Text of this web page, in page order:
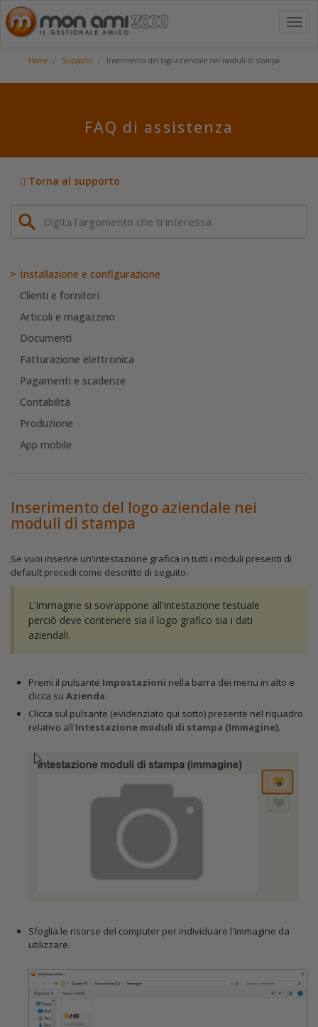
Home Supporto Inserimento del logo aziendale nei moduli di stampa
FAQ di assistenza
Torna al supporto
Installazione e configurazione
Clienti e fornitori
Articoli e magazzino
Documenti
Fatturazione elettronica
Pagamenti e scadenze
Contabilità
Produzione
App mobile
Inserimento del logo aziendale nei
moduli di stampa
Se vuoi inserire un'intestazione grafica in tutti i moduli presenti di
default procedi come descritto di seguito.
L'immagine si sovrappone all'intestazione testuale
perciò deve contenere sia il logo grafico sia i dati
aziendali.
Premi il pulsante Impostazioni nella barra dei menu in alto e
clicca su Azienda.
Clicca sul pulsante (evidenziato qui sotto) presente nel riquadro
relativo all'Intestazione moduli di stampa (Immagine).
Sfoglia le risorse del computer per individuare l'immagine da
utilizzare.